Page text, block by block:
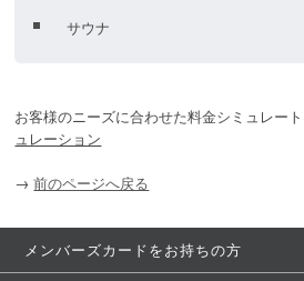
サウナ
お客様のニーズに合わせた料金シミュレ
ュレーション
→ 前のページへ戻る
メンバーズカードをお持ちの方